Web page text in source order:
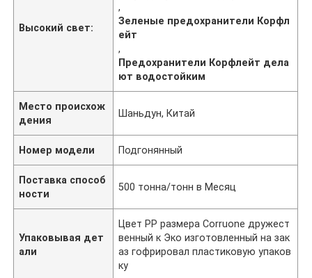
Высокий свет:
,
Зеленые предохранители Корфл
ейт
,
Предохранители Корфлейт дела
ют водостойким
Место происхож
дения
Шаньдун, Китай
Номер модели Подгонянный
Поставка способ
ности
500 тонна/тонн в Месяц
Упаковывая дет
али
Цвет PP размера Corruone дружест
венный к Эко изготовленный на зак
аз гофрировал пластиковую упаков
ку